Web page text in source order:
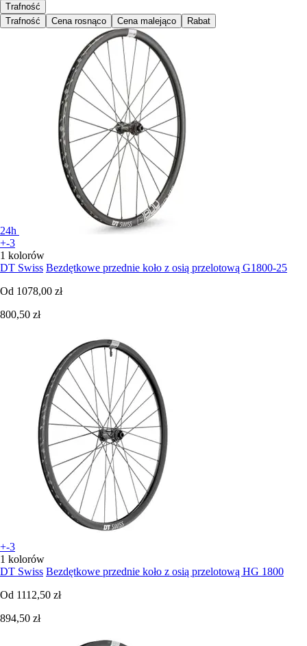
Trafność
Trafność
Cena rosnąco Cena malejąco Rabat
24h
+-3
1 kolorów
DT Swiss Bezdętkowe przednie koło z osią przelotową G1800-25
Od 1078,00 zł
800,50 zł
+-3
1 kolorów
DT Swiss Bezdętkowe przednie koło z osią przelotową HG 1800
Od 1112,50 zł
894,50 zł